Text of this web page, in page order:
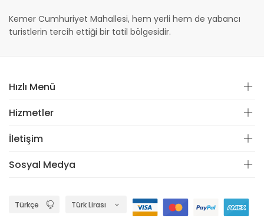
Kemer Cumhuriyet Mahallesi, hem yerli hem de yabancı
turistlerin tercih ettiği bir tatil bölgesidir.
Hızlı Menü
Hizmetler
İletişim
Sosyal Medya